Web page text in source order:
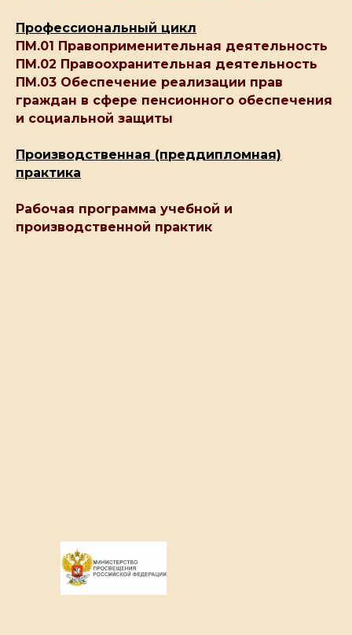
Профессиональный цикл
ПМ.01 Правоприменительная деятельность
ПМ.02 Правоохранительная деятельность
ПМ.03 Обеспечение реализации прав
граждан в сфере пенсионного обеспечения
и социальной защиты
Производственная (преддипломная)
практика
Рабочая программа учебной и
производственной практик